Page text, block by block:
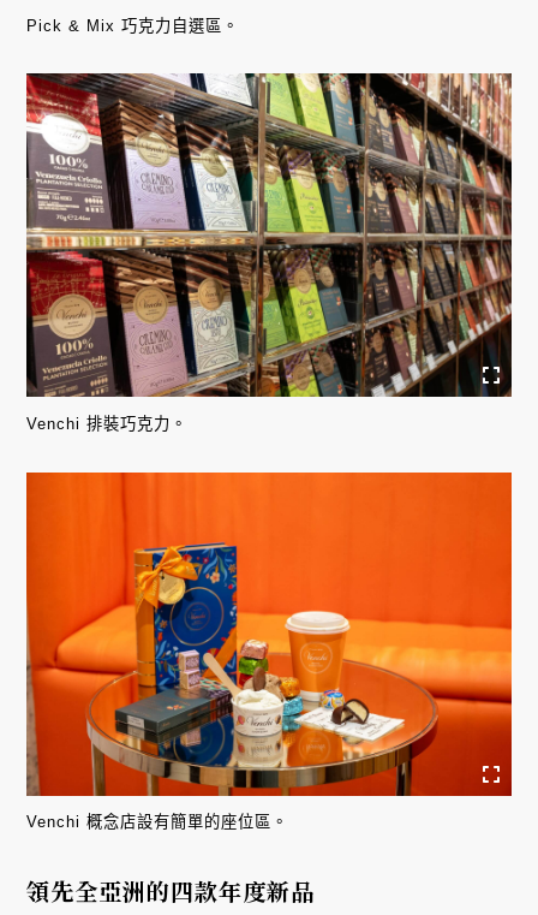
Pick & Mix 巧克力自選區。
Venchi 排裝巧克力。
Venchi 概念店設有簡單的座位區。
領先全亞洲的四款年度新品